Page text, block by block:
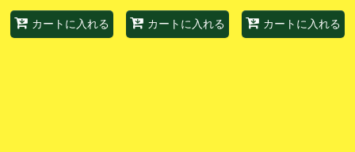
カートに入れる カートに入れる カートに入れる